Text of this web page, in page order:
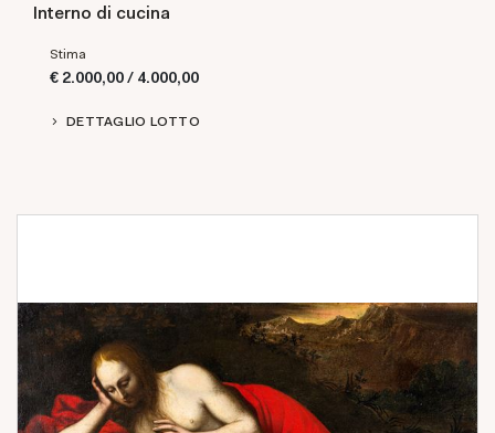
Interno di cucina
Stima
€ 2.000,00 / 4.000,00
DETTAGLIO LOTTO